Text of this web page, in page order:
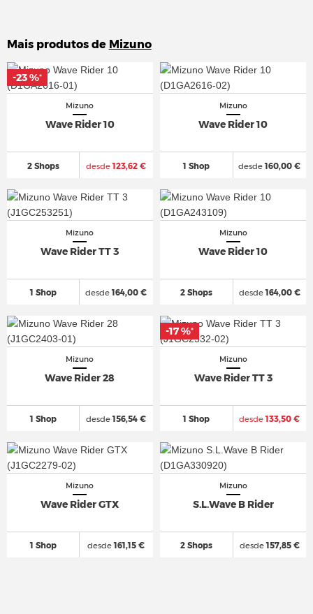
Mais produtos de Mizuno
Mizuno
Wave Rider 10
2 Shops desde123,62 €
-23 %*
-23 %*
Mizuno
Wave Rider 10
1 Shop desde160,00 €
Mizuno
Wave Rider TT 3
1 Shop desde164,00 €
Mizuno
Wave Rider 10
2 Shops desde164,00 €
Mizuno
Wave Rider 28
1 Shop desde156,54 €
Mizuno
Wave Rider TT 3
1 Shop desde133,50 €
-17 %*
-17 %*
Mizuno
Wave Rider GTX
1 Shop desde161,15 €
Mizuno
S.L.Wave B Rider
2 Shops desde157,85 €